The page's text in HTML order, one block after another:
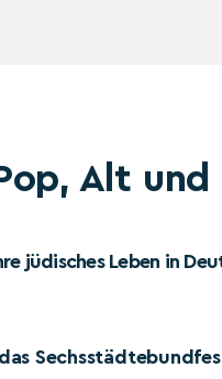
Alt und
jüdisches Leben in